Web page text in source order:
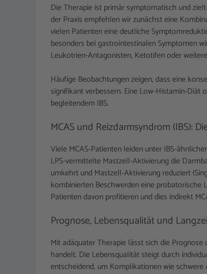
Die Therapie ist primär symptomatisch und
der Praxis empfehlen wir zunächst eine
vielen Patienten eine deutliche
besonders bei gastrointestinalen Symptomen
Leukotrien-Antagonisten, Ketotifen oder
Häufige Beobachtungen zeigen, dass eine
signifikant verbessern. Eine Low-Histamin-Diät
begleitendem IBS.
MCAS und Reizdarmsyndrom (IBS):
Viele MCAS-Patienten leiden unter IBS-
LPS-vermittelte Mastzell-Aktivierung die
umkehrt und Mastzell-Aktivierung reduziert
kombinierten Beschwerden eine probatorische
Patienten davon profitieren und dies indirekt
Prognose, Lebensqualität und
Mit adäquater Therapie lässt sich die
handelt. Die Lebensqualität steigt durch
entscheidend, um Komplikationen wie schwere